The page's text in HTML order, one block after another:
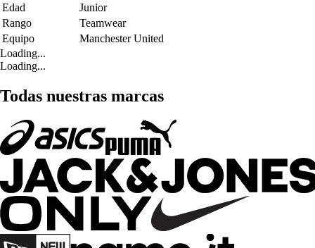
Edad
Junior
Rango
Teamwear
Equipo
Manchester United
Loading...
Loading...
Todas nuestras marcas